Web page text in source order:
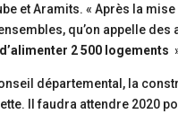
et Aramits. « Après la
qu’on appelle
2 500 logements
départemental, la
Il faudra attendre 2020